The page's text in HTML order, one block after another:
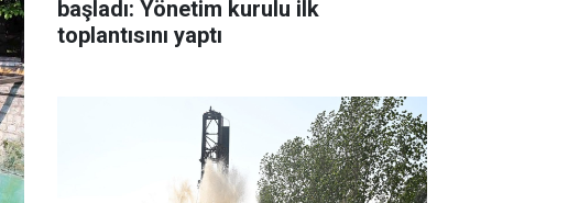
başladı: Yönetim kurulu ilk
toplantısını yaptı